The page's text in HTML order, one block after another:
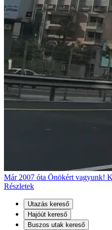
Már 2007 óta Önökért vagyunk!
Részletek
Utazás kereső
Hajóút kereső
Buszos utak kereső